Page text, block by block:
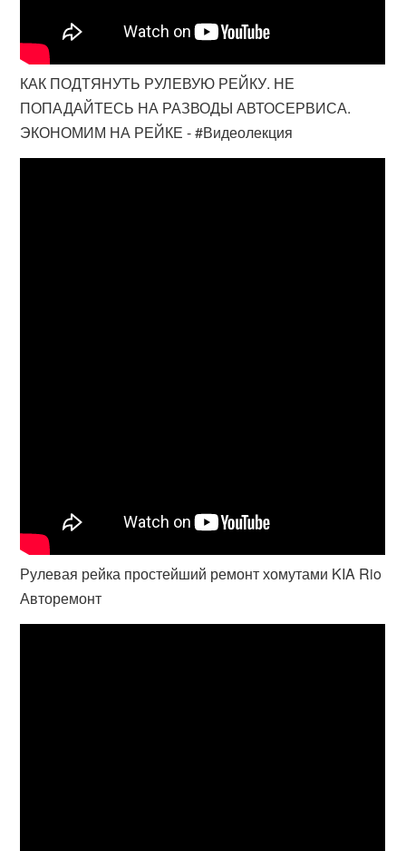
КАК ПОДТЯНУТЬ РУЛЕВУЮ РЕЙКУ. НЕ
ПОПАДАЙТЕСЬ НА РАЗВОДЫ АВТОСЕРВИСА.
ЭКОНОМИМ НА РЕЙКЕ - #Видеолекция
Рулевая рейка простейший ремонт хомутами KIA Rio
Авторемонт